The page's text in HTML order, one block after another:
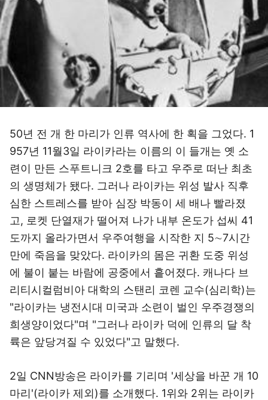
50년 전 개 한 마리가 인류 역사에 한 획을 그었다. 1
957년 11월3일 라이카라는 이름의 이 들개는 옛 소
련이 만든 스푸트니크 2호를 타고 우주로 떠난 최초
의 생명체가 됐다. 그러나 라이카는 위성 발사 직후
심한 스트레스를 받아 심장 박동이 세 배나 빨라졌
고, 로켓 단열재가 떨어져 나가 내부 온도가 섭씨 41
도까지 올라가면서 우주여행을 시작한 지 5∼7시간
만에 죽음을 맞았다. 라이카의 몸은 귀환 도중 위성
에 불이 붙는 바람에 공중에서 흩어졌다. 캐나다 브
리티시컬럼비아 대학의 스탠리 코렌 교수(심리학)는
"라이카는 냉전시대 미국과 소련이 벌인 우주경쟁의
희생양이었다"며 "그러나 라이카 덕에 인류의 달 착
륙은 앞당겨질 수 있었다"고 말했다.
2일 CNN방송은 라이카를 기리며 '세상을 바꾼 개 10
마리'(라이카 제외)를 소개했다. 1위와 2위는 라이카